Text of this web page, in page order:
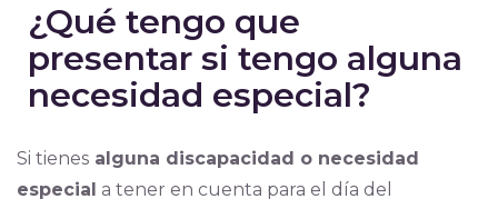
¿Qué tengo que
presentar si tengo alguna
necesidad especial?
Si tienesalguna discapacidad o necesidad
especial a tener en cuenta para el día del